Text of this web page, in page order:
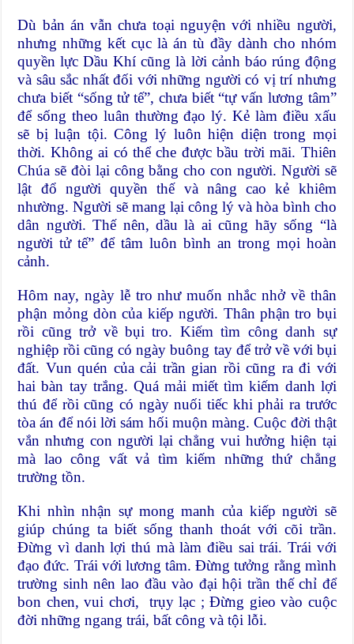
Dù bản án vẫn chưa toại nguyện với nhiều người,
nhưng những kết cục là án tù đầy dành cho nhóm
quyền lực Dầu Khí cũng là lời cảnh báo rúng động
và sâu sắc nhất đối với những người có vị trí nhưng
chưa biết “sống tử tế”, chưa biết “tự vấn lương tâm”
để sống theo luân thường đạo lý. Kẻ làm điều xấu
sẽ bị luận tội. Công lý luôn hiện diện trong mọi
thời. Không ai có thể che được bầu trời mãi. Thiên
Chúa sẽ đòi lại công bằng cho con người. Người sẽ
lật đổ người quyền thế và nâng cao kẻ khiêm
nhường. Người sẽ mang lại công lý và hòa bình cho
dân người. Thế nên, dầu là ai cũng hãy sống “là
người tử tế” để tâm luôn bình an trong mọi hoàn
cảnh.
Hôm nay, ngày lễ tro như muốn nhắc nhở về thân
phận mỏng dòn của kiếp người. Thân phận tro bụi
rồi cũng trở về bụi tro. Kiếm tìm công danh sự
nghiệp rồi cũng có ngày buông tay để trở về với bụi
đất. Vun quén của cải trần gian rồi cũng ra đi với
hai bàn tay trắng. Quá mải miết tìm kiếm danh lợi
thú để rồi cũng có ngày nuối tiếc khi phải ra trước
tòa án để nói lời sám hối muộn màng. Cuộc đời thật
vắn nhưng con người lại chẳng vui hưởng hiện tại
mà lao công vất vả tìm kiếm những thứ chẳng
trường tồn.
Khi nhìn nhận sự mong manh của kiếp người sẽ
giúp chúng ta biết sống thanh thoát với cõi trần.
Đừng vì danh lợi thú mà làm điều sai trái. Trái với
đạo đức. Trái với lương tâm. Đừng tưởng rằng mình
trường sinh nên lao đầu vào đại hội trần thế chỉ để
bon chen, vui chơi, trụy lạc ; Đừng gieo vào cuộc
đời những ngang trái, bất công và tội lỗi.